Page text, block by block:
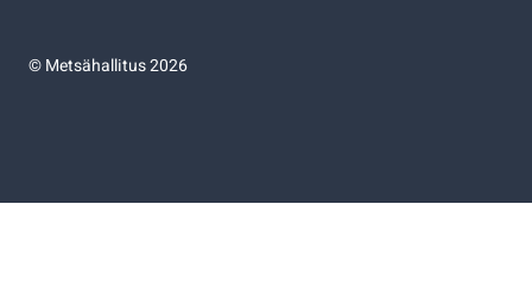
©Metsähallitus 2026